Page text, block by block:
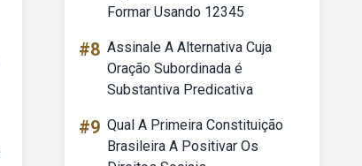
Formar Usando 12345
#8 Assinale A Alternativa Cuja
Oração Subordinada é
Substantiva Predicativa
#9 Qual A Primeira Constituição
Brasileira A Positivar Os